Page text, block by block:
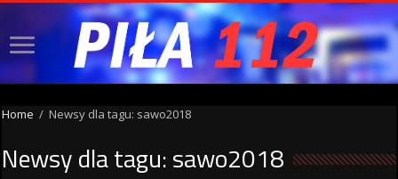
Home / Newsy dla tagu: sawo2018
Newsy dla tagu:sawo2018